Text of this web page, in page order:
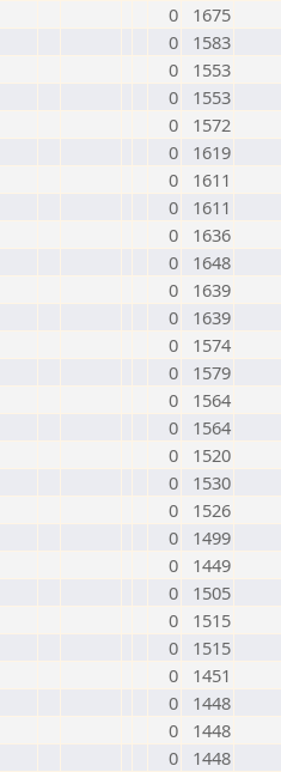
0
1675
0
1583
0
1553
0
1553
0
1572
0
1619
0
1611
0
1611
0
1636
0
1648
0
1639
0
1639
0
1574
0
1579
0
1564
0
1564
0
1520
0
1530
0
1526
0
1499
0
1449
0
1505
0
1515
0
1515
0
1451
0
1448
0
1448
0
1448